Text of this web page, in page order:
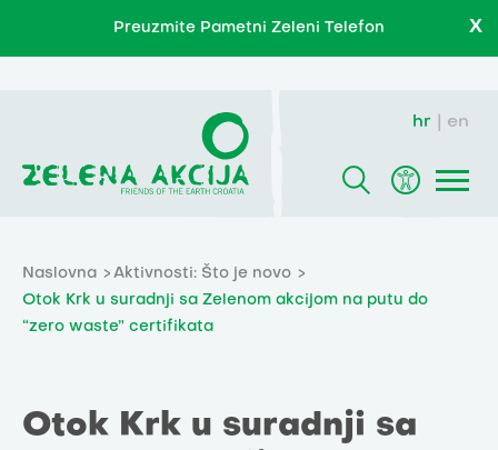
Preuzmite Pametni Zeleni Telefon X
hr en
Naslovna
Aktivnosti: Što je novo
Otok Krk u suradnji sa Zelenom akcijom na putu do
“zero waste” certifikata
Otok Krk u suradnji sa